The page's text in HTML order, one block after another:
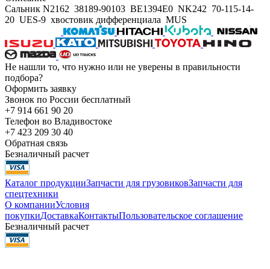
Сальник N2162 38189-90103 BE1394E0 NK242 70-115-14-
20 UES-9 хвостовик дифференциала MUS
Не нашли то, что нужно или не уверены в правильности
подбора?
Оформить заявку
Звонок по России бесплатный
+7 914 661 90 20
Телефон во Владивостоке
+7 423 209 30 40
Обратная связь
Безналичный расчет
Каталог продукцииЗапчасти для грузовиковЗапчасти для
спецтехники
О компанииУсловия
покупкиДоставкаКонтактыПользовательское соглашение
Безналичный расчет